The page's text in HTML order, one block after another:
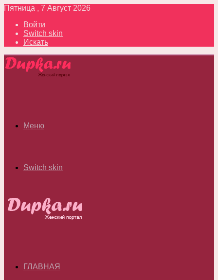
Пятница , 7 Август 2026
Войти
Switch skin
Искать
Меню
Switch skin
ГЛАВНАЯ